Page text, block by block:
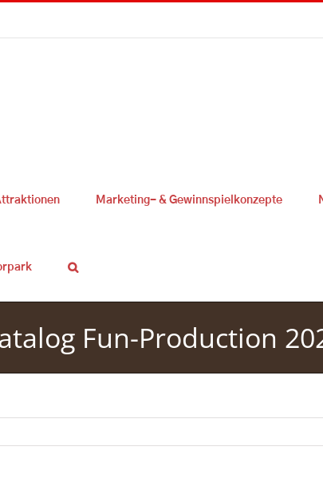
Marketing- & Gewinnspielkonzepte
Fun-Production